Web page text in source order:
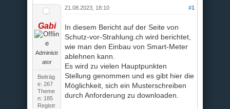
Gabi
Administr
ator
Beiträg
e: 267
Theme
n: 185
Registr
#1
21.08.2023, 18:10
In diesem Bericht auf der Seite von
Schutz-vor-Strahlung.ch wird berichtet,
wie man den Einbau von Smart-Meter
ablehnen kann.
Es wird zu vielen Hauptpunkten
Stellung genommen und es gibt hier die
Möglichkeit, sich ein Musterschreiben
durch Anforderung zu downloaden.